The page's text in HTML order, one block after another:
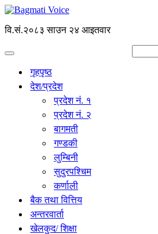
वि.सं.२०८३ साउन २४ आइतवार
गृहपृष्ठ
देश/प्रदेश
प्रदेश नं. १
प्रदेश नं. २
बागमती
गण्डकी
लुम्बिनी
सुदुरपश्चिम
कर्णाली
बैक तथा वित्तिय
अन्तरवार्ता
खेलकुद/ शिक्षा